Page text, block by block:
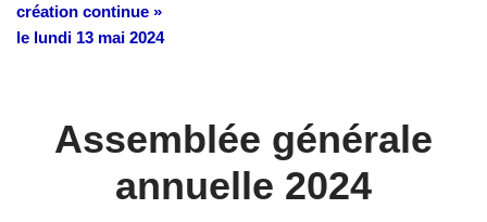
création continue »
le lundi 13 mai 2024
Assemblée générale
annuelle 2024